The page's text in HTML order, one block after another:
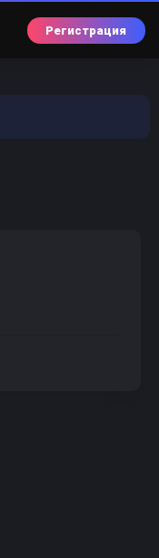
Регистрация